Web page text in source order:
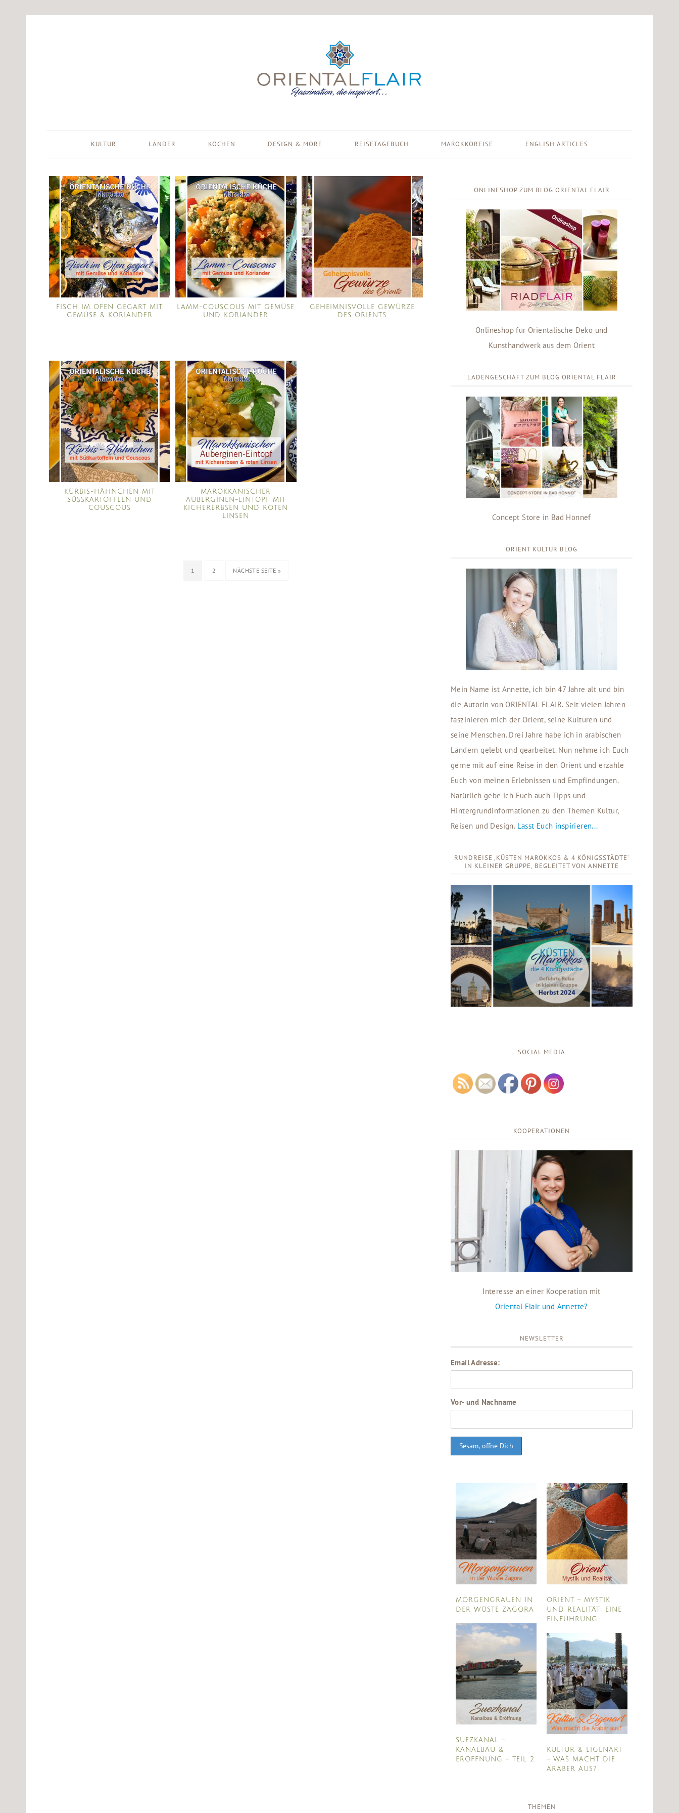
KULTUR LÄNDER KOCHEN DESIGN & MORE REISETAGEBUCH MAROKKOREISE ENGLISH ARTICLES
FISCH IM OFEN GEGART MIT
GEMÜSE & KORIANDER
LAMM-COUSCOUS MIT GEMÜSE
UND KORIANDER
GEHEIMNISVOLLE GEWÜRZE
DES ORIENTS
KÜRBIS-HÄHNCHEN MIT
SÜSSKARTOFFELN UND C
OUSCOUS
MAROKKANISCHER
AUBERGINEN-EINTOPF MIT
KICHERERBSEN UND ROTEN
LINSEN
1 2 NÄCHSTE SEITE »
ONLINESHOP ZUM BLOG ORIENTAL FLAIR
Onlineshop für Orientalische Deko und
Kunsthandwerk aus dem Orient
LADENGESCHÄFT ZUM BLOG ORIENTAL FLAIR
Concept Store in Bad Honnef
ORIENT KULTUR BLOG
Mein Name ist Annette, ich bin 47 Jahre alt und bin
die Autorin von ORIENTAL FLAIR. Seit vielen Jahren
faszinieren mich der Orient, seine Kulturen und
seine Menschen. Drei Jahre habe ich in arabischen
Ländern gelebt und gearbeitet. Nun nehme ich Euch
gerne mit auf eine Reise in den Orient und erzähle
Euch von meinen Erlebnissen und Empfindungen.
Natürlich gebe ich Euch auch Tipps und
Hintergrundinformationen zu den Themen Kultur,
Reisen und Design. Lasst Euch inspirieren...
RUNDREISE ‚KÜSTEN MAROKKOS & 4 KÖNIGSSTÄDTE‘
IN KLEINER GRUPPE, BEGLEITET VON ANNETTE
SOCIAL MEDIA
KOOPERATIONEN
Interesse an einer Kooperation mit
Oriental Flair und Annette?
NEWSLETTER
Email Adresse:
Vor- und Nachname
MORGENGRAUEN IN
DER WÜSTE ZAGORA
SUEZKANAL –
KANALBAU &
ERÖFFNUNG – TEIL 2
ORIENT – MYSTIK
UND REALITÄT: EINE
EINFÜHRUNG
KULTUR & EIGENART
– WAS MACHT DIE
ARABER AUS?
THEMEN